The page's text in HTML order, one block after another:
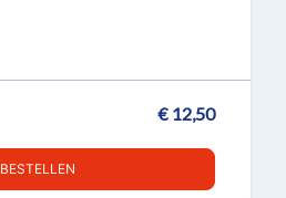
€ 12,50
BESTELLEN